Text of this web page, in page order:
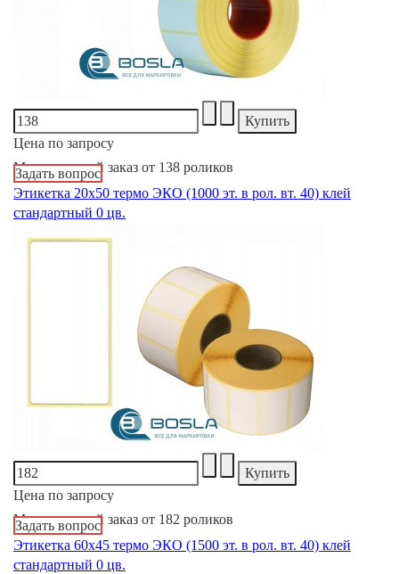
Цена по запросу
Минимальный заказ от 138 роликов
Задать вопрос
Этикетка 20х50 термо ЭКО (1000 эт. в рол. вт. 40) клей
стандартный 0 цв.
Цена по запросу
Минимальный заказ от 182 роликов
Задать вопрос
Этикетка 60х45 термо ЭКО (1500 эт. в рол. вт. 40) клей
стандартный 0 цв.